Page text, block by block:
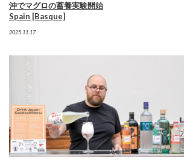
沖でマグロの蓄養実験開始
Spain [Basque]
2025.11.17